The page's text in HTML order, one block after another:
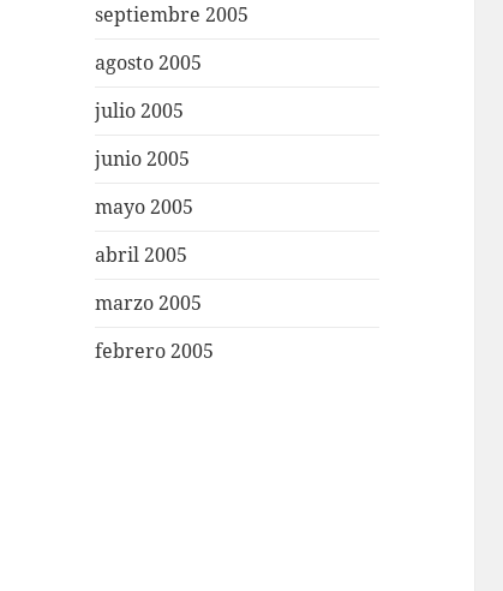
septiembre 2005
agosto 2005
julio 2005
junio 2005
mayo 2005
abril 2005
marzo 2005
febrero 2005